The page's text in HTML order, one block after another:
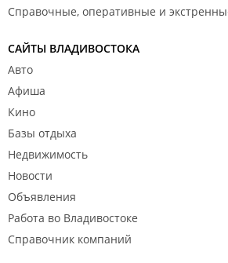
Справочные, оперативные и
САЙТЫ ВЛАДИВОСТОКА
Авто
Афиша
Кино
Базы отдыха
Недвижимость
Новости
Объявления
Работа во Владивостоке
Справочник компаний